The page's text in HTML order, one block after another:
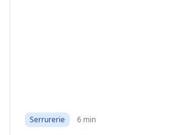
Serrurerie 6 min